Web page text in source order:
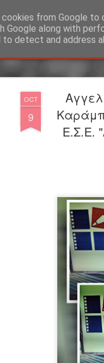
OCT
9
Ε.Σ.Ε.
from Google to
Google along with
detect and address